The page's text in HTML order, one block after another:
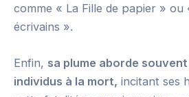
comme « La Fille de papier » ou
écrivains ».
Enfin, sa plume aborde
individus à la mort, incitant ses